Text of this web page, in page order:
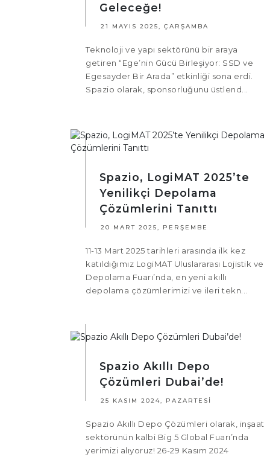
Geleceğe!
21 MAYIS 2025, ÇARŞAMBA
Teknoloji ve yapı sektörünü bir araya
getiren “Ege’nin Gücü Birleşiyor: SSD ve
Egesayder Bir Arada” etkinliği sona erdi.
Spazio olarak, sponsorluğunu üstlend...
Spazio, LogiMAT 2025’te
Yenilikçi Depolama
Çözümlerini Tanıttı
20 MART 2025, PERŞEMBE
11-13 Mart 2025 tarihleri arasında ilk kez
katıldığımız LogiMAT Uluslararası Lojistik ve
Depolama Fuarı’nda, en yeni akıllı
depolama çözümlerimizi ve ileri tekn...
Spazio Akıllı Depo
Çözümleri Dubai’de!
25 KASIM 2024, PAZARTESI
Spazio Akıllı Depo Çözümleri olarak, inşaat
sektörünün kalbi Big 5 Global Fuarı’nda
yerimizi alıyoruz! 26-29 Kasım 2024